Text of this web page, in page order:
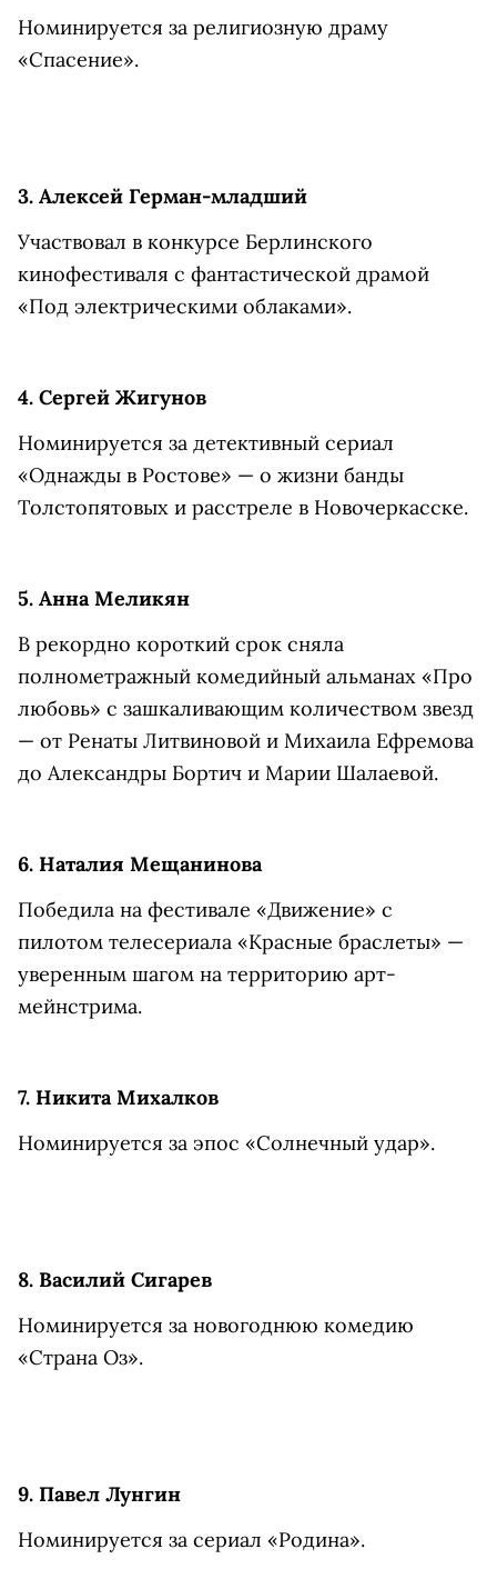
Номинируется за религиозную драму
«Спасение».
3. Алексей Герман-младший
Участвовал в конкурсе Берлинского
кинофестиваля с фантастической драмой
«Под электрическими облаками».
4. Сергей Жигунов
Номинируется за детективный сериал
«Однажды в Ростове» — о жизни банды
Толстопятовых и расстреле в Новочеркасске.
5. Анна Меликян
В рекордно короткий срок сняла
полнометражный комедийный альманах «Про
любовь» с зашкаливающим количеством звезд
— от Ренаты Литвиновой и Михаила Ефремова
до Александры Бортич и Марии Шалаевой.
6. Наталия Мещанинова
Победила на фестивале «Движение» с
пилотом телесериала «Красные браслеты» —
уверенным шагом на территорию арт-
мейнстрима.
7. Никита Михалков
Номинируется за эпос «Солнечный удар».
8. Василий Сигарев
Номинируется за новогоднюю комедию
«Страна Оз».
9. Павел Лунгин
Номинируется за сериал «Родина».